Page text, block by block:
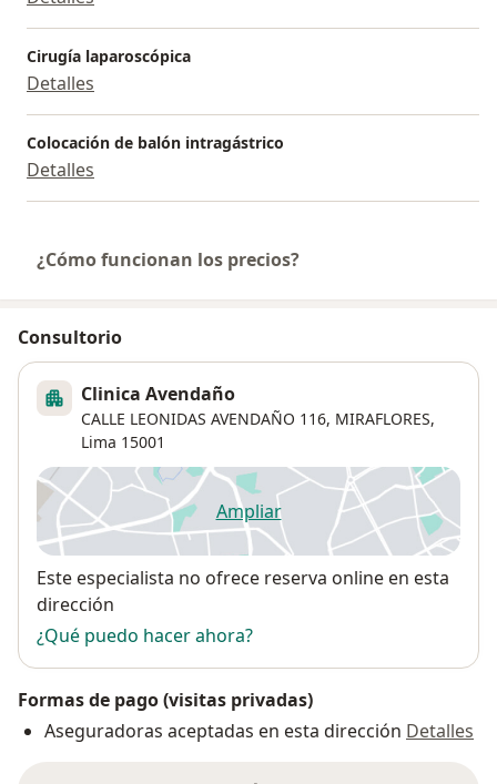
Cirugía laparoscópica
Detalles
Colocación de balón intragástrico
Detalles
¿Cómo funcionan los precios?
Consultorio
Clinica Avendaño
CALLE LEONIDAS AVENDAÑO 116, MIRAFLORES,
Lima 15001
Ampliarse abre en una nueva
Disponibilidad
Este especialista no ofrece reserva online en esta
dirección
¿Qué puedo hacer ahora?
Formas de pago (visitas privadas)
Aseguradoras aceptadas en esta dirección Detalles